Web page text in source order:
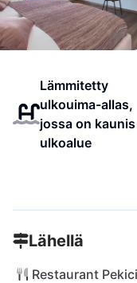
Lämmitetty
ulkouima-allas,
jossa on kaunis
ulkoalue
Lähellä
Restaurant